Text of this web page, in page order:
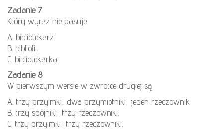
Zadanie 7
Który wyraz nie pasuje
A. bibliotekarz.
B. bibliofil.
C. bibliotekarka.
Zadanie 8
W pierwszym wersie w zwrotce drugiej są
A. trzy przyimki, dwa przymiotniki, jeden rzeczownik.
B. trzy spójniki, trzy rzeczowniki.
C. trzy przyimki, trzy rzeczowniki.